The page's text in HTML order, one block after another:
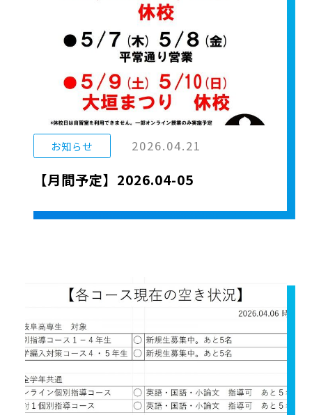
お知らせ 2026.04.21
【月間予定】2026.04-05